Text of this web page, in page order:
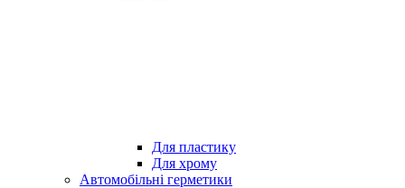
Для пластику
Для хрому
Автомобільні герметики